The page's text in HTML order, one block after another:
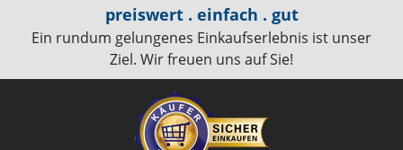
preiswert . einfach . gut
Ein rundum gelungenes Einkaufserlebnis ist unser
Ziel. Wir freuen uns auf Sie!